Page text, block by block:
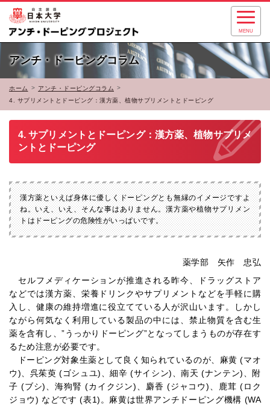
MENU
アンチ・ドーピングコラム
ホーム
アンチ・ドーピングコラム
4. サプリメントとドーピング：漢方薬、植物サプリメントとドーピング
4. サプリメントとドーピング：漢方薬、植物サプリメ
ントとドーピング
漢方薬といえば身体に優しくドーピングとも無縁のイメージですよ
ね。いえ、いえ、そんな事はありません。漢方薬や植物サプリメン
トはドーピングの危険性がいっぱいです。
薬学部 矢作 忠弘
セルフメディケーションが推進される昨今、ドラッグストア
などでは漢方薬、栄養ドリンクやサプリメントなどを手軽に購
入し、健康の維持増進に役立てている人が沢山います。しかし
ながら何気なく利用している製品の中には、禁止物質を含む生
薬を含有し、”うっかりドーピング”となってしまうものが存在す
るため注意が必要です。
ドーピング対象生薬として良く知られているのが、麻黄 (マオ
ウ)、呉茱萸 (ゴシュユ)、細辛 (サイシン)、南天 (ナンテン)、附
子 (ブシ)、海狗腎 (カイクジン)、麝香 (ジャコウ)、鹿茸 (ロク
ジョウ) などです (表1)。麻黄は世界アンチドーピング機構 (WA